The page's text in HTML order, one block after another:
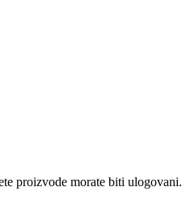
proizvode morate biti ulogovani.